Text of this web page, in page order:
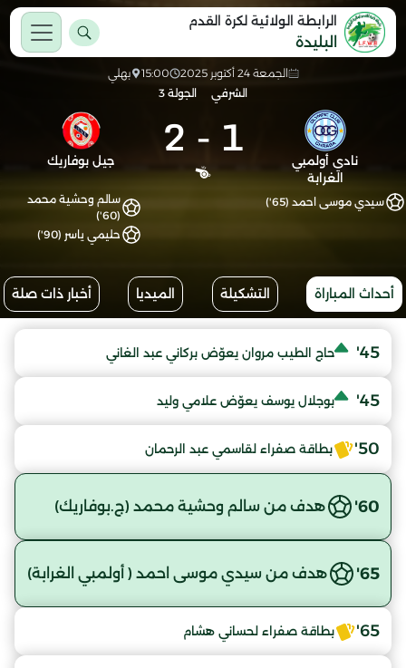
الرابطة الولائية لكرة القدم
البليدة
الجمعة 24 أكتوبر 2025 15:00
بهلي
الشرفي
الجولة 3
نادي أولمبي
الغرابة
1
-
2 جيل بوفاريك
سيدي موسى احمد (65')
سالم وحشية محمد
(60')
حليمي ياسر (90')
أحداث المباراة التشكيلة الميديا أخبار ذات صلة
45' حاج الطيب مروان يعوّض بركاني عبد الغاني
45' بوجلال يوسف يعوّض علامي وليد
50' بطاقة صفراء لقاسمي عبد الرحمان
60' هدف من سالم وحشية محمد (ج.بوفاريك)
65' هدف من سيدي موسى احمد ( أولمبي الغرابة)
65' بطاقة صفراء لحساني هشام